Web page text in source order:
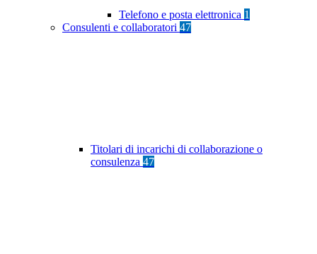
Telefono e posta elettronica 1
Consulenti e collaboratori 47
Titolari di incarichi di collaborazione o
consulenza 47